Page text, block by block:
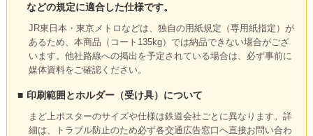
などの規定に適合した仕様です。
JR東日本・東京メトロなどは、独自の用紙規定（専用紙指定）が
あるため、本商品（コート135kg）では納品できない場合がござ
います。他社路線への掲出を予定されている場合は、必ず事前に
媒体資料をご確認ください。
■ 印刷範囲とホルダー（受け具）について
まど上ポスターのサイズや仕様は鉄道会社ごとに異なります。詳
細は、トラブル防止のため必ず各交通広告窓口へ直接お問い合わ